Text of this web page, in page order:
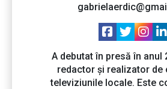
A debutat în presă în anul
redactor și realizator de
televiziunile locale. Este